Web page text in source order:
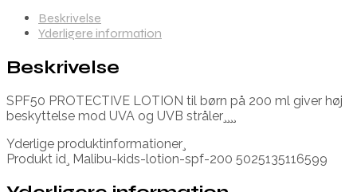
Beskrivelse
Yderligere information
Beskrivelse
SPF50 PROTECTIVE LOTION til børn på 200 ml giver høj
beskyttelse mod UVA og UVB stråler¸¸¸¸
Yderlige produktinformationer¸
Produkt id¸ Malibu-kids-lotion-spf-200 5025135116599